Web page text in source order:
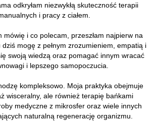
odkryłam niezwykłą skuteczność terapii
i pracy z ciałem.
mówię i co polecam, przeszłam najpierw na
mogę z pełnym zrozumieniem, empatią i
swoją wiedzą oraz pomagać innym wracać
i lepszego samopoczucia.
kompleksowo. Moja praktyka obejmuje
wisceralny, ale również terapię bańkami
medyczne z mikrosfer oraz wiele innych
naturalną regenerację organizmu.